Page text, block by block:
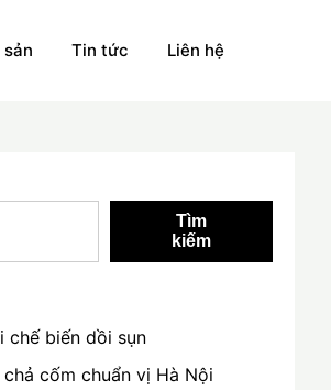
Tin tức Liên hệ
Tìm
kiếm
chế biến dồi sụn
cốm chuẩn vị Hà Nội